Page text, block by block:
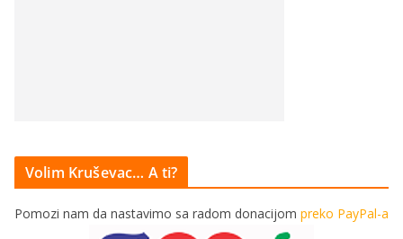
Volim Kruševac… A ti?
Pomozi nam da nastavimo sa radom donacijom preko PayPal-a